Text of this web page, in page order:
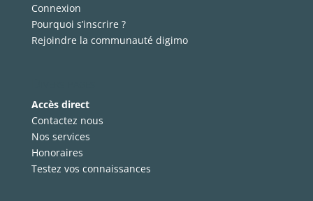
Connexion
Pourquoi s’inscrire ?
Rejoindre la communauté digimo
Accès direct
Contactez nous
Nos services
Honoraires
Testez vos connaissances